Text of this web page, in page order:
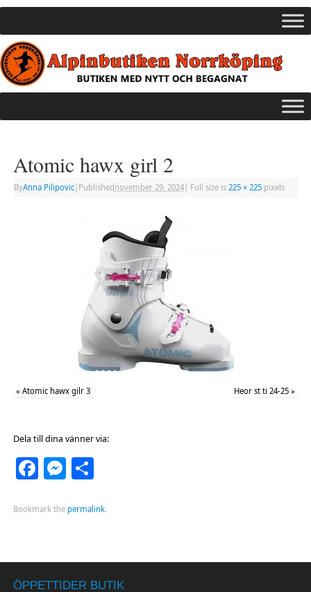
Atomic hawx girl 2
ByAnna Pilipovic| Published november 29, 2024| Full size is 225 × 225pixels
« Atomic hawx gilr 3 Heor st ti 24-25 »
Dela till dina vänner via:
Facebook
Messenger
Dela
Bookmark the permalink.
ÖPPETTIDER BUTIK